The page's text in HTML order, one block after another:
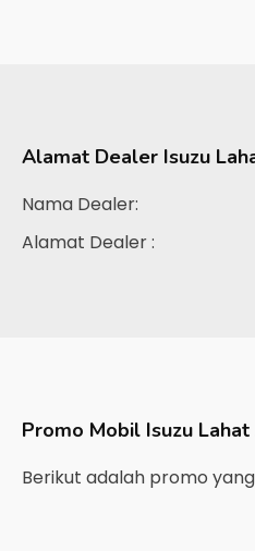
Alamat Dealer Isuzu
Nama Dealer:
Alamat Dealer :
Promo Mobil Isuzu Lahat
Berikut adalah promo